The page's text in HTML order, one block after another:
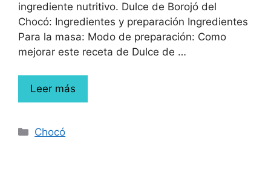
ingrediente nutritivo. Dulce de Borojó del
Chocó: Ingredientes y preparación Ingredientes
Para la masa: Modo de preparación: Como
mejorar este receta de Dulce de …
Leer más
Chocó